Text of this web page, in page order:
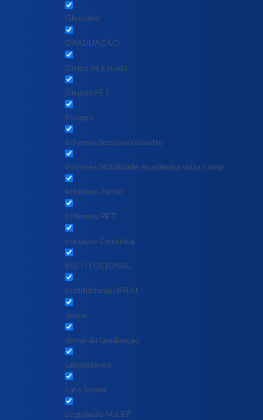
Glossário
GRADUAÇÃO
Grupo de Estudo
Grupos PET
Ineagro
Informações para cadastro
informes Mobilidade Acadêmica Intra-campi
Informes Parfor
Informes PET
Iniciação Científica
INSTITUCIONAL
Institucional UFRRJ
Jantar
Jornal da Graduação
Laboratórios
Lato Sensu
Legislação NULEP